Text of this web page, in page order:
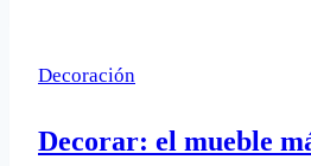
las
infantiles.
Decoración
Decorar: el mueble